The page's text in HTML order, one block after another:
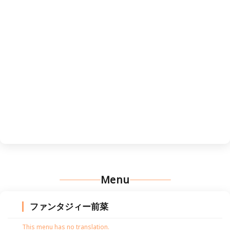
Menu
ファンタジィー前菜
This menu has no translation.